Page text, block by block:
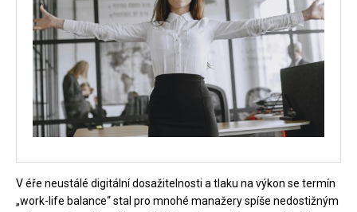
V éře neustálé digitální dosažitelnosti a tlaku na výkon se termín
„work-life balance“ stal pro mnohé manažery spíše nedostižným